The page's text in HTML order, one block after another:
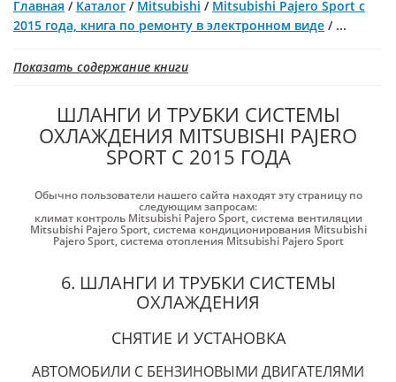
Главная / Каталог / Mitsubishi / Mitsubishi Pajero Sport с
2015 года, книга по ремонту в электронном виде / ...
Показать содержание книги
ШЛАНГИ И ТРУБКИ СИСТЕМЫ
ОХЛАЖДЕНИЯ MITSUBISHI PAJERO
SPORT С 2015 ГОДА
Обычно пользователи нашего сайта находят эту страницу по
следующим запросам:
климат контроль Mitsubishi Pajero Sport,система вентиляции
Mitsubishi Pajero Sport,система кондиционирования Mitsubishi
Pajero Sport,система отопления Mitsubishi Pajero Sport
6. ШЛАНГИ И ТРУБКИ СИСТЕМЫ
ОХЛАЖДЕНИЯ
СНЯТИЕ И УСТАНОВКА
АВТОМОБИЛИ С БЕНЗИНОВЫМИ ДВИГАТЕЛЯМИ